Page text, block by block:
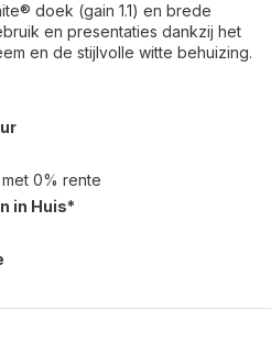
doek (gain 1.1) en brede
en presentaties dankzij het
en de stijlvolle witte behuizing.
met 0% rente
in Huis*